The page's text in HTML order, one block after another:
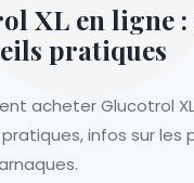
XL en ligne :
pratiques
acheter Glucotrol
infos sur les